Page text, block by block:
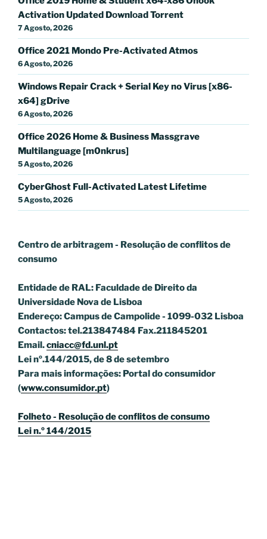
Activation Updated Dоwnlоad Torrent
7 Agosto, 2026
Office 2021 Mondo Pre-Activated Atmos
6 Agosto, 2026
Windows Repair Crack + Serial Key no Virus [x86-
x64] gDrive
6 Agosto, 2026
Office 2026 Home & Business Massgrave
Multilanguage [m0nkrus]
5 Agosto, 2026
CyberGhost Full-Activated Latest Lifetime
5 Agosto, 2026
Centro de arbitragem - Resolução de conflitosde
consumo
Entidade de RAL: Faculdade de Direito da
Universidade Nova de Lisboa
Endereço: Campus de Campolide - 1099-032 Lisboa
Contactos: tel.213847484 Fax.211845201
Email.cniacc@fd.unl.pt
Lei nº.144/2015, de 8 de setembro
Para mais informações: Portal do consumidor
(www.consumidor.pt)
Folheto - Resolução de conflitos de consumo
Lei n.º 144/2015